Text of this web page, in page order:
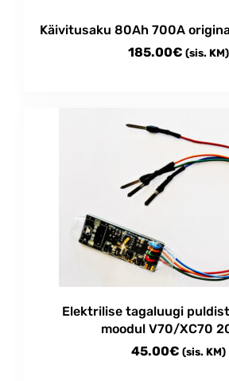
Käivitusaku 80Ah 700A
185.00€ (sis. KM)
Elektrilise tagaluugi
moodul V70/XC70
45.00€ (sis. KM)